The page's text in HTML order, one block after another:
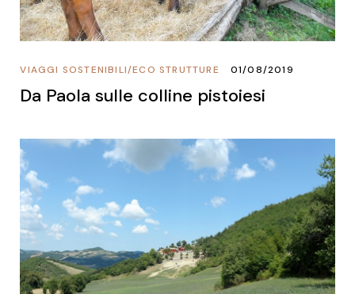
ECO STRUTTURE
/
VIAGGI SOSTENIBILI 01/08/2019
Da Paola sulle colline pistoiesi